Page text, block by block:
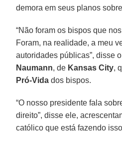
demora em seus planos
“Não foram os bispos que
Foram, na realidade, a meu
autoridades públicas”, disse
Naumann, de Kansas City,
Pró-Vida dos bispos.
“O nosso presidente fala
direito”, disse ele,
católico que está fazendo